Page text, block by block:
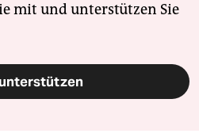
mit und unterstützen Sie